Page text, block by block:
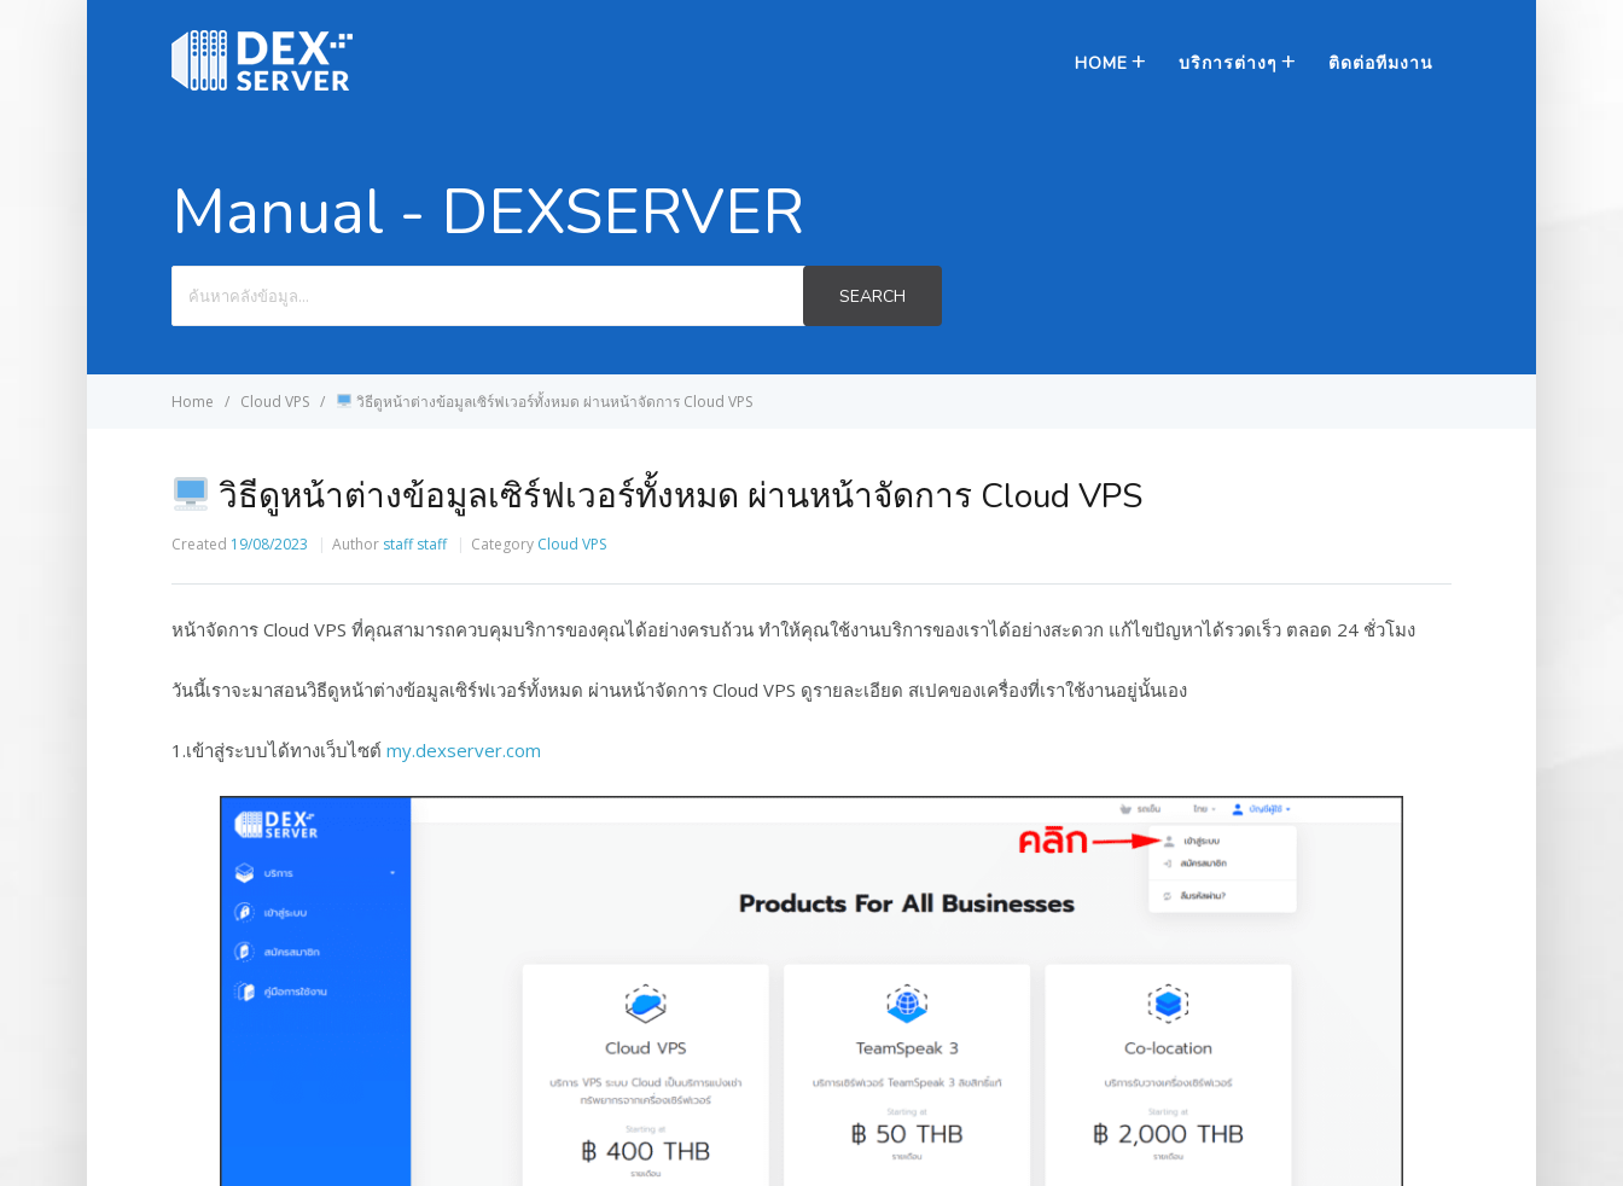
HOME บริการต่างๆ ติดต่อทีมงาน
Manual - DEXSERVER
For
SEARCH
Home Cloud VPS วิธีดูหน้าต่างข้อมูลเซิร์ฟเวอร์ทั้งหมด ผ่านหน้าจัดการ Cloud VPS
วิธีดูหน้าต่างข้อมูลเซิร์ฟเวอร์ทั้งหมด ผ่านหน้าจัดการ Cloud VPS
Created 19/08/2023 Author staff staff Category Cloud VPS
หน้าจัดการ Cloud VPS ที่คุณสามารถควบคุมบริการของคุณได้อย่างครบถ้วน ทำให้คุณใช้งานบริการของเราได้อย่างสะดวก แก้ไขปัญหาได้รวดเร็ว ตลอด 24 ชั่วโมง
วันนี้เราจะมาสอนวิธีดูหน้าต่างข้อมูลเซิร์ฟเวอร์ทั้งหมด ผ่านหน้าจัดการ Cloud VPS ดูรายละเอียด สเปคของเครื่องที่เราใช้งานอยู่นั้นเอง
1.เข้าสู่ระบบได้ทางเว็บไซต์ my.dexserver.com